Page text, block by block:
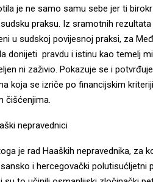
je ne samo samu sebe jer ti
praksu. Iz sramotnih rezultata
u sudskoj povijesnoj praksi, za
donijeti pravdu i istinu kao temelj
ni zaživio. Pokazuje se i
koja se izriče po financijskim
čišćenjima.
nepravednici
je rad Haaških nepravednika, za
i hercegovački polutisućljetni